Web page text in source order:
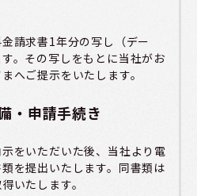
請求書1年分の写し（デー
。その写しをもとに当社がお
へご提示をいたします。
・申請手続き
をいただいた後、当社より電
を提出いたします。同書類は
いたします。